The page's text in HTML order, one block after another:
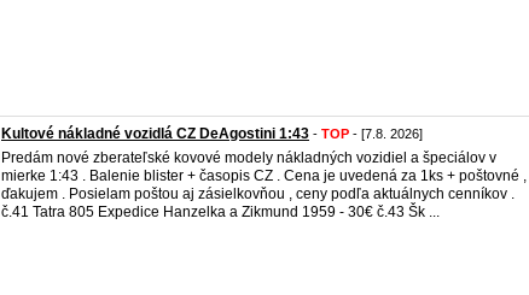
Kultové nákladné vozidlá CZ DeAgostini 1:43 - TOP - [7.8. 2026]
Predám nové zberateľské kovové modely nákladných vozidiel a špeciálov v
mierke 1:43 . Balenie blister + časopis CZ . Cena je uvedená za 1ks + poštovné ,
ďakujem . Posielam poštou aj zásielkovňou , ceny podľa aktuálnych cenníkov .
č.41 Tatra 805 Expedice Hanzelka a Zikmund 1959 - 30€ č.43 Šk ...